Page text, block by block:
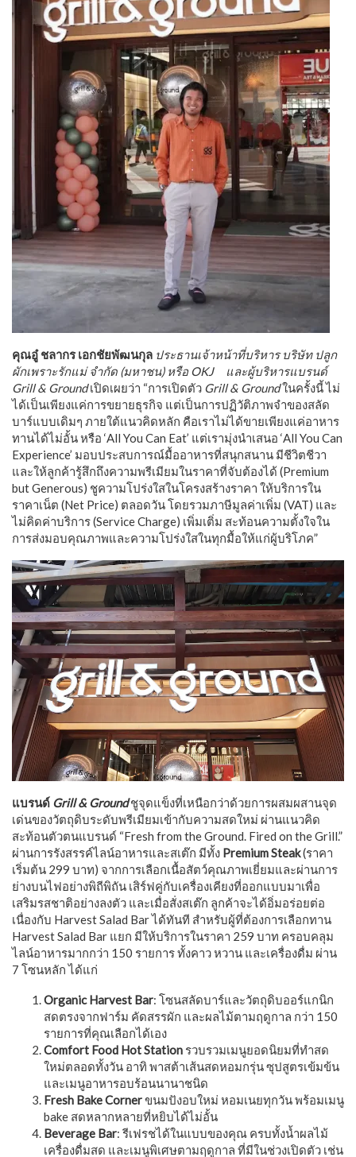
คุณอู๋ ชลากร เอกชัยพัฒนกุล ประธานเจ้าหน้าที่บริหาร บริษัท ปลูก
ผักเพราะรักแม่ จำกัด (มหาชน) หรือ OKJ
และผู้บริหารแบรนด์
Grill & Groundเปิดเผยว่า “การเปิดตัว Grill & Groundในครั้งนี้ ไม่
ได้เป็นเพียงแค่การขยายธุรกิจ แต่เป็นการปฏิวัติภาพจําของสลัด
บาร์แบบเดิมๆ ภายใต้แนวคิดหลัก คือเราไม่ได้ขายเพียงแค่อาหาร
ทานได้ไม่อั้น หรือ ‘All You Can Eat’ แต่เรามุ่งนําเสนอ ‘All You Can
Experience’ มอบประสบการณ์มื้ออาหารที่สนุกสนาน มีชีวิตชีวา
และให้ลูกค้ารู้สึกถึงความพรีเมียมในราคาที่จับต้องได้ (Premium
but Generous) ชูความโปร่งใสในโครงสร้างราคา ให้บริการใน
ราคาเน็ต (Net Price) ตลอดวัน โดยรวมภาษีมูลค่าเพิ่ม (VAT) และ
ไม่คิดค่าบริการ (Service Charge) เพิ่มเติ่ม สะท้อนความตั้งใจใน
การส่งมอบคุณภาพและความโปร่งใสในทุกมื้อให้แก่ผู้บริโภค”
แบรนด์ Grill & Groundชูจุดแข็งที่เหนือกว่าด้วยการผสมผสานจุด
เด่นของวัตถุดิบระดับพรีเมียมเข้ากับความสดใหม่ ผ่านแนวคิด
สะท้อนตัวตนแบรนด์ “Fresh from the Ground. Fired on the Grill.”
ผ่านการรังสรรค์ไลน์อาหารและสเต๊ก มีทั้ง Premium Steak(ราคา
เริ่มต้น 299 บาท) จากการเลือกเนื้อสัตว์คุณภาพเยี่ยมและผ่านการ
ย่างบนไฟอย่างพิถีพิถัน เสิร์ฟคู่กับเครื่องเคียงที่ออกแบบมาเพื่อ
เสริมรสชาติอย่างลงตัว และเมื่อสั่งสเต๊ก ลูกค้าจะได้อิ่มอร่อยต่อ
เนื่องกับ Harvest Salad Bar ได้ทันที สำหรับผู้ที่ต้องการเลือกทาน
Harvest Salad Bar แยก มีให้บริการในราคา 259 บาท ครอบคลุม
ไลน์อาหารมากกว่า 150 รายการ ทั้งคาว หวาน และเครื่องดื่ม ผ่าน
7 โซนหลัก ได้แก่
Organic Harvest Bar: โซนสลัดบาร์และวัตถุดิบออร์แกนิก
สดตรงจากฟาร์ม คัดสรรผัก และผลไม้ตามฤดูกาล กว่า 150
รายการที่คุณเลือกได้เอง
Comfort Food Hot Station รวบรวมเมนูยอดนิยมที่ทําสด
ใหม่ตลอดทั้งวัน อาทิ พาสต้าเส้นสดหอมกรุ่น ซุปสูตรเข้มข้น
และเมนูอาหารอบร้อนนานาชนิด
Fresh Bake Cornerขนมปังอบใหม่ หอมเนยทุกวัน พร้อมเมนู
bake สดหลากหลายที่หยิบได้ไม่อั้น
Beverage Bar: รีเฟรชได้ในแบบของคุณ ครบทั้งน้ำผลไม้
เครื่องดื่มสด และเมนูพิเศษตามฤดูกาล ที่มีในช่วงเปิดตัว เช่น